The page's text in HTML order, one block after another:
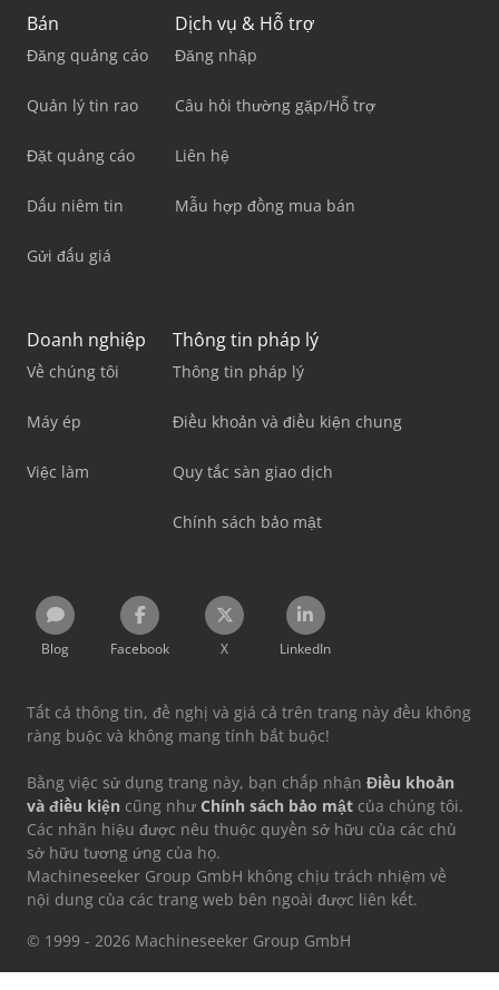
Bán
Đăng quảng cáo
Quản lý tin rao
Đặt quảng cáo
Dấu niêm tin
Gửi đấu giá
Dịch vụ & Hỗ trợ
Đăng nhập
Câu hỏi thường gặp/Hỗ trợ
Liên hệ
Mẫu hợp đồng mua bán
Doanh nghiệp
Về chúng tôi
Máy ép
Việc làm
Thông tin pháp lý
Thông tin pháp lý
Điều khoản và điều kiện chung
Quy tắc sàn giao dịch
Chính sách bảo mật
Blog Facebook X LinkedIn
Tất cả thông tin, đề nghị và giá cả trên trang này đều không
ràng buộc và không mang tính bắt buộc!
Bằng việc sử dụng trang này, bạn chấp nhận Điều khoản
và điều kiện cũng như Chính sách bảo mật của chúng tôi.
Các nhãn hiệu được nêu thuộc quyền sở hữu của các chủ
sở hữu tương ứng của họ.
Machineseeker Group GmbH không chịu trách nhiệm về
nội dung của các trang web bên ngoài được liên kết.
© 1999 - 2026 Machineseeker Group GmbH